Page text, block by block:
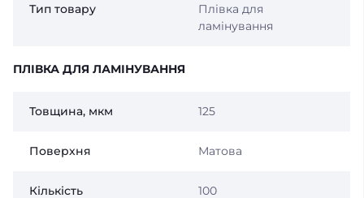
Тип товару
Плівка для
ламінування
ПЛІВКА ДЛЯ ЛАМІНУВАННЯ
Товщина, мкм 125
Поверхня Матова
Кількість 100